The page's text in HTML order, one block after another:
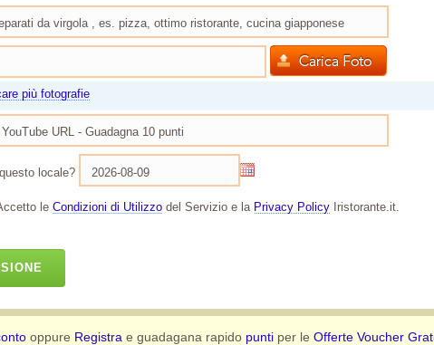
più fotografie
locale?
le Condizioni di Utilizzodel Servizio e la Privacy PolicyIristorante.it.
oppure Registra e guadagana rapido puntiper le Offerte Voucher